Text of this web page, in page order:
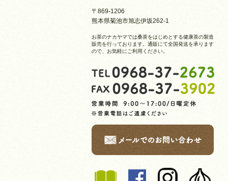
〒869-1206
熊本県菊池市旭志伊坂262-1
お茶のナカヤマでは桑茶をはじめとする健康茶の製造
販売を行っております。通販にて全国発送を承ります
ので、お気軽にご利用ください。